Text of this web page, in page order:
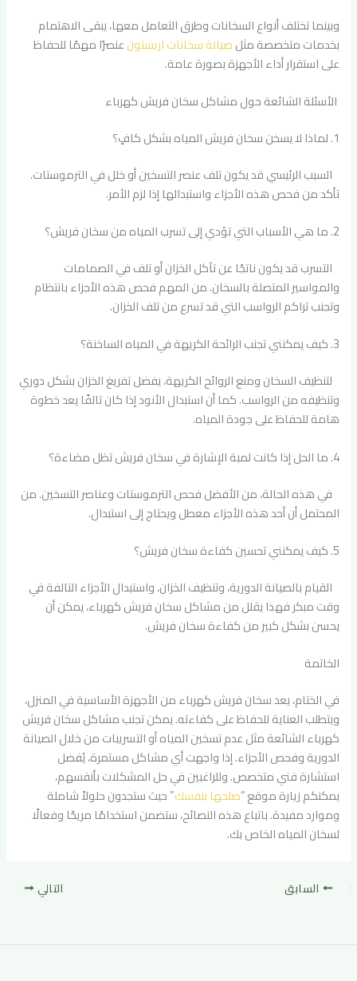
وبينما تختلف أنواع السخانات وطرق التعامل معها، يبقى الاهتمام
بخدمات متخصصة مثلصيانة سخانات اريستونعنصرًا مهمًا للحفاظ
على استقرار أداء الأجهزة بصورة عامة.
الأسئلة الشائعة حول مشاكل سخان فريش كهرباء
1. لماذا لا يسخن سخان فريش المياه بشكل كافٍ؟
السبب الرئيسي قد يكون تلف عنصر التسخين أو خلل في الترموستات.
تأكد من فحص هذه الأجزاء واستبدالها إذا لزم الأمر.
2. ما هي الأسباب التي تؤدي إلى تسرب المياه من سخان فريش؟
التسرب قد يكون ناتجًا عن تآكل الخزان أو تلف في الصمامات
والمواسير المتصلة بالسخان. من المهم فحص هذه الأجزاء بانتظام
وتجنب تراكم الرواسب التي قد تسرع من تلف الخزان.
3. كيف يمكنني تجنب الرائحة الكريهة في المياه الساخنة؟
لتنظيف السخان ومنع الروائح الكريهة، يفضل تفريغ الخزان بشكل دوري
وتنظيفه من الرواسب. كما أن استبدال الأنود إذا كان تالفًا يعد خطوة
هامة للحفاظ على جودة المياه.
4. ما الحل إذا كانت لمبة الإشارة في سخان فريش تظل مضاءة؟
في هذه الحالة، من الأفضل فحص الترموستات وعناصر التسخين. من
المحتمل أن أحد هذه الأجزاء معطل ويحتاج إلى استبدال.
5. كيف يمكنني تحسين كفاءة سخان فريش؟
القيام بالصيانة الدورية، وتنظيف الخزان، واستبدال الأجزاء التالفة في
وقت مبكر فهذا يقلل من مشاكل سخان فريش كهرباء، يمكن أن
يحسن بشكل كبير من كفاءة سخان فريش.
الخاتمة
في الختام، يعد سخان فريش كهرباء من الأجهزة الأساسية في المنزل،
ويتطلب العناية للحفاظ على كفاءته. يمكن تجنب مشاكل سخان فريش
كهرباء الشائعة مثل عدم تسخين المياه أو التسريبات من خلال الصيانة
الدورية وفحص الأجزاء. إذا واجهت أي مشاكل مستمرة، يُفضل
استشارة فني متخصص. وللراغبين في حل المشكلات بأنفسهم،
يمكنكم زيارة موقع “صلحها بنفسك” حيث ستجدون حلولاً شاملة
وموارد مفيدة. باتباع هذه النصائح، ستضمن استخدامًا مريحًا وفعالًا
لسخان المياه الخاص بك.
السابق التالي